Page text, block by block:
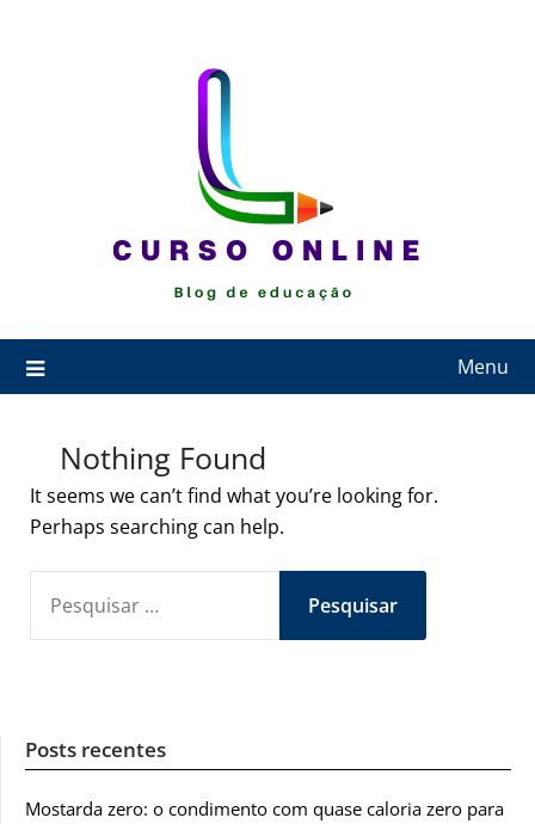
Menu
Nothing Found
It seems we can’t find what you’re looking for.
Perhaps searching can help.
POR:
Posts recentes
Mostarda zero: o condimento com quase caloria zero para